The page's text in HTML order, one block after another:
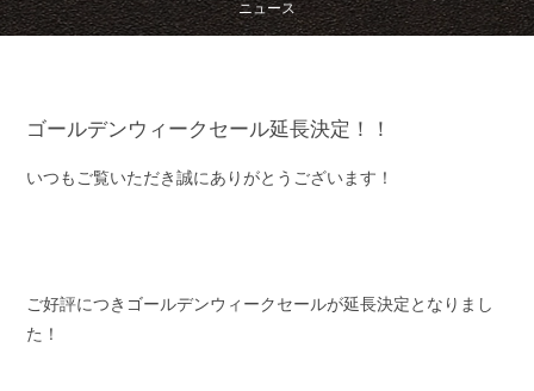
保証内容 地図
スタッフ紹介 お問い合わせ
特別作業 注文販売
リクルート
ニュース
ゴールデンウィークセール延長決定！！
いつもご覧いただき誠にありがとうございます！
ご好評につきゴールデンウィークセールが延長決定となりまし
た！